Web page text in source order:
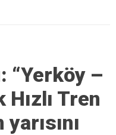
“Yerköy –
Tren